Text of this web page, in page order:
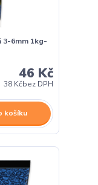
3-6mm 1kg-
46 Kč
38 Kčbez DPH
košíku